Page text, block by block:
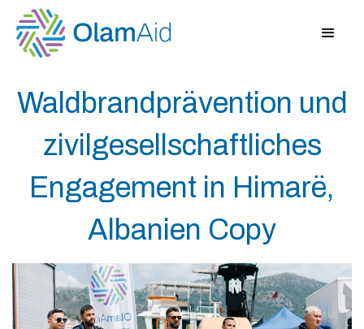
Waldbrandprävention und
zivilgesellschaftliches
Engagement in Himarë,
Albanien Copy